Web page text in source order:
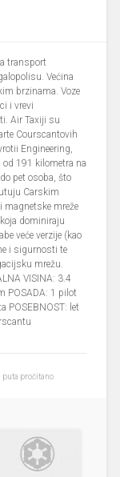
transport
Većina
brzinama. Voze
i vrevi
Air Taxiji su
Courscantovih
Engineering,
191 kilometra na
pet osoba, što
Carskim
mreže
dominiraju
veće verzije (kao
i sigurnosti te
mrežu.
VISINA: 3.4
POSADA: 1 pilot
POSEBNOST: let
puta pročitano